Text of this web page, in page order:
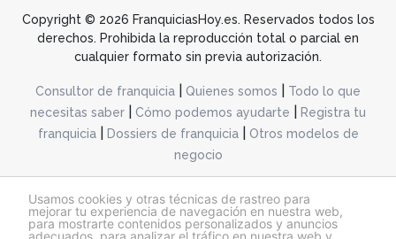
Usamos cookies y otras técnicas de rastreo para
mejorar tu experiencia de navegación en nuestra web,
para mostrarte contenidos personalizados y anuncios
adecuados, para analizar el tráfico en nuestra web y
Copyright © 2026 FranquiciasHoy.es. Reservados todos los
derechos. Prohibida la reproducción total o parcial en
cualquier formato sin previa autorización.
Consultor de franquicia Quienes somos
Todo lo que
necesitas saber
Cómo podemos ayudarte
Registra tu
franquicia| Dossiers de franquicia|
Otros modelos de
negocio
@franquiciashoy.es |Aviso legal| Política de cookies|Política de privacidad